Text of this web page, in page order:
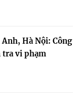
Hà Nội: Công
tra vi phạm